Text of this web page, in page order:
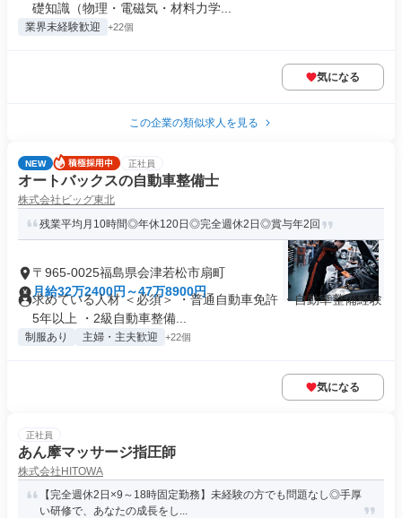
礎知識（物理・電磁気・材料力学...
業界未経験歓迎 +22個
気になる
この企業の類似求人を見る
NEW 正社員
オートバックスの自動車整備士
株式会社ビッグ東北
残業平均月10時間◎年休120日◎完全週休2日◎賞与年2回
〒965-0025福島県会津若松市扇町
月給32万2400円～47万8900円
求めている人材 ＜必須＞ ・普通自動車免許 ・自動車整備経験
5年以上 ・2級自動車整備...
制服あり 主婦・主夫歓迎 +22個
気になる
正社員
あん摩マッサージ指圧師
株式会社HITOWA
【完全週休2日×9～18時固定勤務】未経験の方でも問題なし◎手厚
い研修で、あなたの成長をし...